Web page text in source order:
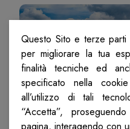
Sebino
Questo Sito e terze parti
per migliorare la tua
finalità tecniche ed
specificato nella
all’utilizzo di tali
“Accetta”,